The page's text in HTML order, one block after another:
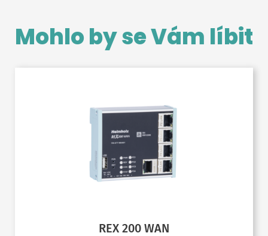
Mohlo by se Vám líbit
REX 200 WAN